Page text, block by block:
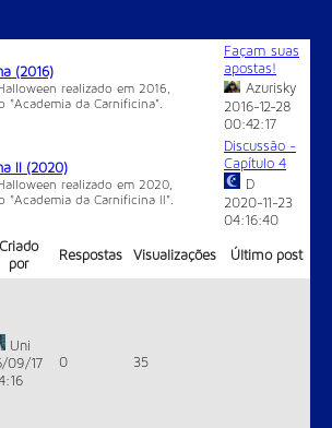
(2016)
realizado em 2016,
"Academia da Carnificina".
Façam suas
apostas!
Azurisky
2016-12-28
00:42:17
II (2020)
realizado em 2020,
"Academia da Carnificina II".
Discussão -
Capítulo 4
D
2020-11-23
04:16:40
Criado
por
Respostas Visualizações Último post
Uni
09/17
0 35